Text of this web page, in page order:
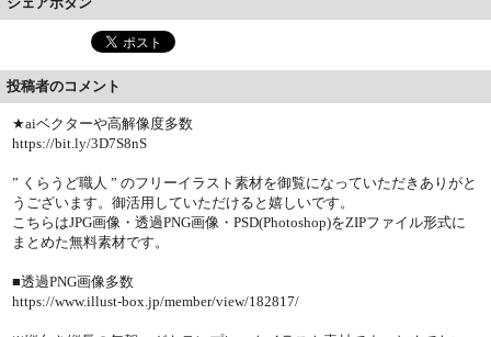
投稿者のコメント
★aiベクターや高解像度多数
https://bit.ly/3D7S8nS
” くらうど職人 ” のフリーイラスト素材を御覧になっていただきありがと
うございます。御活用していただけると嬉しいです。
こちらはJPG画像・透過PNG画像・PSD(Photoshop)をZIPファイル形式に
まとめた無料素材です。
■透過PNG画像多数
https://www.illust-box.jp/member/view/182817/